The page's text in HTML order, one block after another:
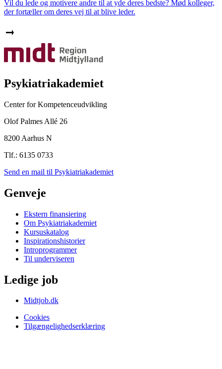
Vil du lede og motivere andre til at yde deres bedste? Mød kolleger,
der fortæller om deres vej til at blive leder.
Psykiatriakademiet
Center for Kompetenceudvikling
Olof Palmes Allé 26
8200 Aarhus N
Tlf.: 6135 0733
Send en mail til Psykiatriakademiet
Genveje
Ekstern finansiering
Om Psykiatriakademiet
Kursuskatalog
Inspirationshistorier
Introprogrammer
Til underviseren
Ledige job
Midtjob.dk
Cookies
Tilgængelighedserklæring